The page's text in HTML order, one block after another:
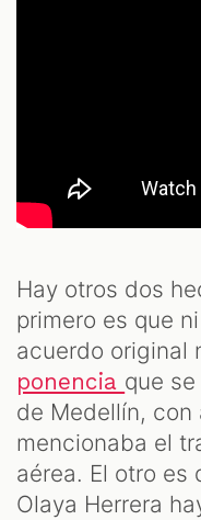
Hay otros dos
primero es que
acuerdo original
ponencia que
de Medellín,
mencionaba el
aérea. El otro es
Olaya Herrera